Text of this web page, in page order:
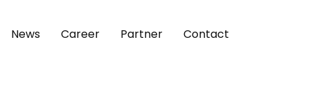
News Career Partner Contact